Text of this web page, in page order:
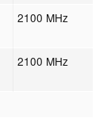
2100 MHz
2100 MHz